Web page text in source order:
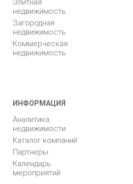
Элитная
недвижимость
Загородная
недвижимость
Коммерческая
недвижимость
ИНФОРМАЦИЯ
Аналитика
недвижимости
Каталог компаний
Партнеры
Календарь
мероприятий